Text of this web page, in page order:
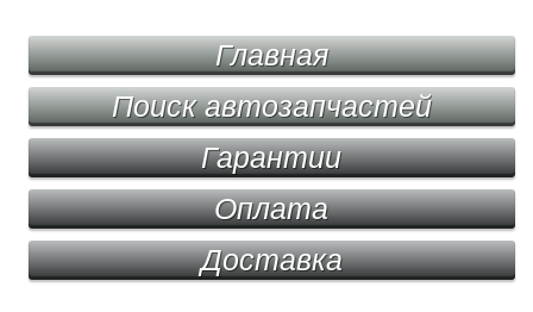
Главная
Поиск автозапчастей
Гарантии
Оплата
Доставка